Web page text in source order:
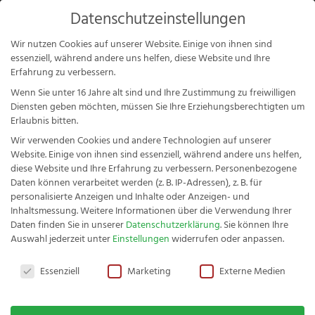
Mein Konto
Anmelden
Fachwerk Gemüsemesser-Set
Buche 2tlg. - 1.4116 rostfreier
Spezialstahl
Datenschutzeinstellungen
Wir nutzen Cookies auf unserer Website. Einige von ihnen sind
essenziell, während andere uns helfen, diese Website und Ihre
Erfahrung zu verbessern.
Wenn Sie unter 16 Jahre alt sind und Ihre Zustimmung zu freiwilligen
Diensten geben möchten, müssen Sie Ihre Erziehungsberechtigten um
Erlaubnis bitten.
Wir verwenden Cookies und andere Technologien auf unserer
Website. Einige von ihnen sind essenziell, während andere uns helfen,
diese Website und Ihre Erfahrung zu verbessern. Personenbezogene
Daten können verarbeitet werden (z. B. IP-Adressen), z. B. für
personalisierte Anzeigen und Inhalte oder Anzeigen- und
Inhaltsmessung.Weitere Informationen über die Verwendung Ihrer
Daten finden Sie in unserer Datenschutzerklärung. Sie können Ihre
Auswahl jederzeit unter Einstellungen widerrufen oder anpassen.
Datenschutzeinstellungen
Essenziell Marketing Externe Medien